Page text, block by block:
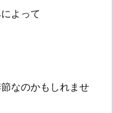
よって
なのかもしれませ